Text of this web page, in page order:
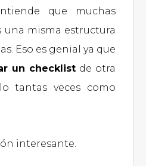
que muchas
una misma estructura
Eso es genial ya que
un checklist de otra
tantas veces como
interesante.